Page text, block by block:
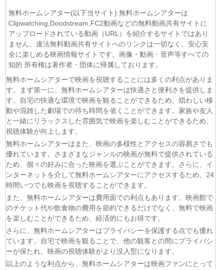
(07/08) リーガルビート ー逆転の法廷ー 第3話
(07/08) 乙女怪獣キャラメリゼ 第6話
(07/08)チョッちゃん 第87話
(07/08)ひまわり 第95話
(07/08)マッサン 第19話
(07/08)風、薫る 第95話
(07/08)夫婦と16歳〜狂気の隣人〜 第6話
(07/08) 今から、親友やめようか。 第7話
(07/08) 未婚詐欺 私の知らない彼の顔 第4話
(07/08)ヤニねこ 第6話
(07/08)追放された転生重騎士はゲーム知識で無双する 第6話
(06/08)一緒にごはんをたべるだけ 第6話
(06/08)夫に不倫をお願いされました 第5話
(06/08)親愛なる夫へ〜完璧な妻の嘘〜 第6話
(06/08)
師冒険録〜 第7話
無料ホームシアター(以下当サイト) 無料ホームシアターは
Clipwatching,Doodstream,FC2動画などの無料動画共有サイトに
アップロードされている動画（URL）を紹介するサイトではあり
ません。違法無料動画共有サイトへのリンクは一切なく、安心安
全に楽しめる映画情報サイトです。画像・動画・音声等すべての
知的 所有権は著作者・団体に帰属しております。
無料ホームシアターで映画を視聴することには多くの利点がありま
す。まず第一に、無料ホームシアターは快適さと便利さを提供しま
す。自宅の快適な環境で映画を観ることができるため、煩わしい移
動や混雑した劇場での待ち時間を省くことができます。家族や友人
と一緒にリラックスした雰囲気で映画を楽しむことができるため、
視聴体験が向上します。
無料ホームシアターはまた、映画の多様性とアクセスの容易さでも
優れています。さまざまなジャンルの映画が無料で提供されている
ため、個々の好みに合った映画を選ぶことができます。さらに、イ
ンターネットを介して無料ホームシアターにアクセスするため、24
時間いつでも映画を視聴することができます。
また、無料ホームシアターは費用面での利点もあります。映画館で
のチケット代や飲食物の費用を節約できるだけでなく、無料で映画
を楽しむことができるため、経済的にもお得です。
さらに、無料ホームシアターはプライバシーを保護する点でも優れ
ています。自宅で映画を観ることで、他の観客との間にプライバシ
ーが保たれ、映画の視聴体験がより没入型になります。
以上のような利点から、無料ホームシアターは映画ファンにとって